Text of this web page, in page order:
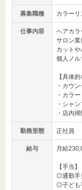
募集職種 カラーリ
仕事内容
ヘアカラ
サロン業
カットや
個人ノル
【具体
・カウ
・カラ
・シャ
・店内
勤務形態 正社員
給与 月給
【手当】
◎通勤手
◎子ども